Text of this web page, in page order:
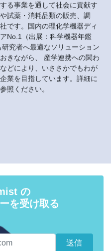
る事業を通して社会に貢献す
試薬・消耗品類の販売、調
です。国内の理化学機器ディ
No.1（出展：科学機器年鑑
究者へ最適なソリューション
きながら、 産学連携への関わ
どにより、いささかでもわが
業を目指しています。詳細に
照ください。
の
を受け取る